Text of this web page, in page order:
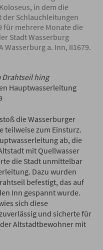
in dem die
Schlauchleitungen
für mehrere Monate die
Stadt Wasserburg
Wasserburg a. Inn, II1679.
Drahtseil hing
Hauptwasserleitung
die Wasserburger
teilweise zum Einsturz.
ab, die
mit Quellwasser
die Stadt unmittelbar
Dazu wurden
befestigt, das auf
Inn gespannt wurde.
sich diese
und sicherte für
Altstadtbewohner mit